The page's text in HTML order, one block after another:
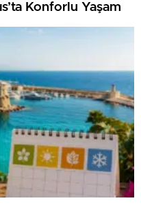
Konforlu Yaşam